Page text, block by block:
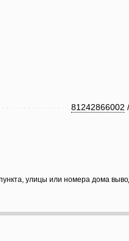
81242866002
улицы или номера дома